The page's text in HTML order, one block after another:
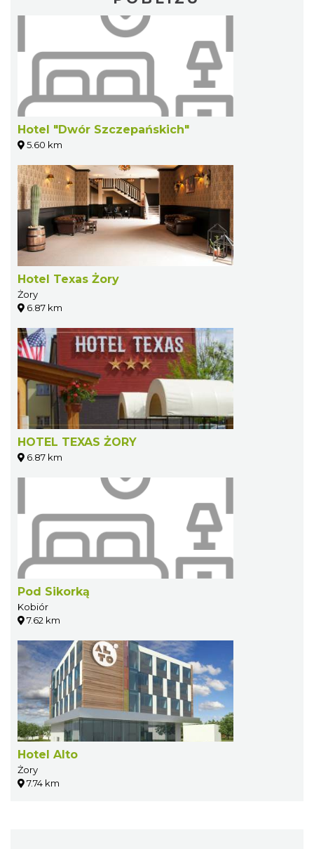
Hotel "Dwór Szczepańskich"
5.60 km
Hotel Texas Żory
Żory
6.87 km
HOTEL TEXAS ŻORY
6.87 km
Pod Sikorką
Kobiór
7.62 km
Hotel Alto
Żory
7.74 km